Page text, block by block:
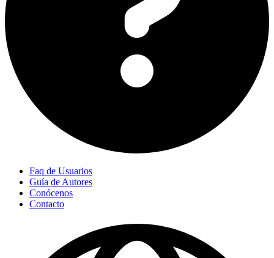
Faq de Usuarios
Guía de Autores
Conócenos
Contacto